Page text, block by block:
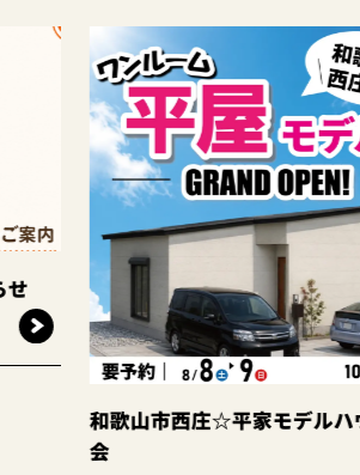
和歌山市西庄☆平家モデルハウス